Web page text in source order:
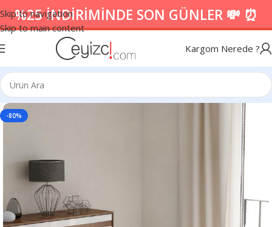
Skip to navigation
Skip to main content
%25 İNDİRİMİNDE SON GÜNLER 💸 ⏰
Kargom Nerede ?
-80%